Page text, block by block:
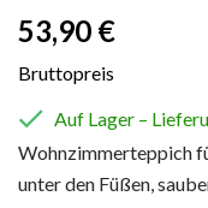
53,90 €
Bruttopreis
 Auf Lager –
Wohnzimmerteppich
unter den Füßen,